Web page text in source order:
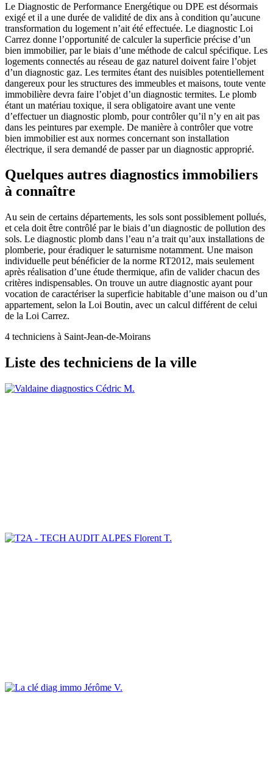
Le Diagnostic de Performance Energétique ou DPE est désormais
exigé et il a une durée de validité de dix ans à condition qu’aucune
transformation du logement n’ait été effectuée. Le diagnostic Loi
Carrez donne l’opportunité de calculer la superficie précise d’un
bien immobilier, par le biais d’une méthode de calcul spécifique. Les
logements connectés au réseau de gaz naturel doivent faire l’objet
d’un diagnostic gaz. Les termites étant des nuisibles potentiellement
dangereux pour les structures des immeubles et maisons, toute vente
immobilière devra faire l’objet d’un diagnostic termites. Le plomb
étant un matériau toxique, il sera obligatoire avant une vente
d’effectuer un diagnostic plomb, pour contrôler qu’il n’y en ait pas
dans les peintures par exemple. De manière à contrôler que votre
bien immobilier est aux normes concernant son installation
électrique, il sera demandé de passer par un diagnostic approprié.
Quelques autres diagnostics immobiliers
à connaître
Au sein de certains départements, les sols sont possiblement pollués,
et cela doit être contrôlé par le biais d’un diagnostic de pollution des
sols. Le diagnostic plomb dans l’eau n’a trait qu’aux installations de
plomberie, pour éradiquer le saturnisme notamment. Une maison
individuelle peut bénéficier de la norme RT2012, mais seulement
après réalisation d’une étude thermique, afin de valider chacun des
critères indispensables. On trouve un autre diagnostic ayant pour
vocation de caractériser la superficie habitable d’une maison ou d’un
appartement, selon la Loi Boutin, avec un calcul différent de celui
de la Loi Carrez.
4 techniciens à Saint-Jean-de-Moirans
Liste des techniciens de la ville
Cédric M.
Florent T.
Jérôme V.